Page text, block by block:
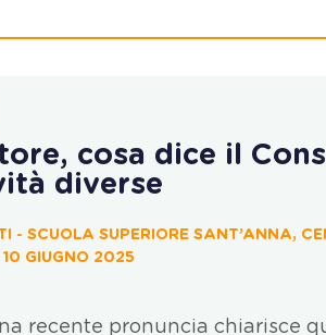
cosa dice il
diverse
- SCUOLA SUPERIORE SANT’ANNA,
GIUGNO 2025
recente pronuncia chiarisce